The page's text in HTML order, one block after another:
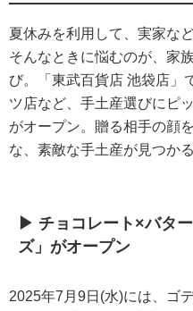
夏休みを利用して、実家な
そんなときに悩むのが、家
び。「東武百貨店 池袋店」
ツ店など、手土産選びにピ
がオープン。贈る相手の顔
な、素敵な手土産が見つか
▶ チョコレート×バタ
ズ」がオープン
2025年7月9日(水)には、ゴ